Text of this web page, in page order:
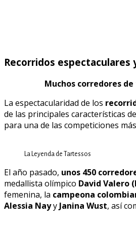
Recorridos espectaculares
Muchos corredores
La espectacularidad de los
de las principales características
para una de las competiciones
La Leyenda de Tartessos
El año pasado, unos 450
medallista olímpico David Valero
femenina, la campeona
Alessia Nayy Janina Wust, así